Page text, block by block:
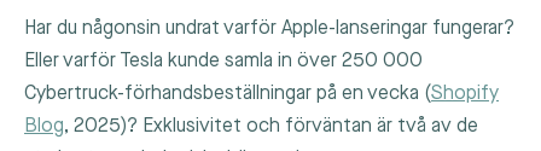
Har du någonsin undrat varför Apple-lanseringar fungerar?
Eller varför Tesla kunde samla in över 250 000
Cybertruck-förhandsbeställningar på en vecka (Shopify
Blog, 2025)? Exklusivitet och förväntan är två av de